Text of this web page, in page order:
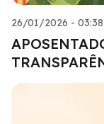
26/01/2026 - 03:38